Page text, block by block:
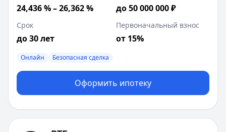
24,436 % – 26,362 % до 50 000 000 ₽
Срок
до 30 лет
Первоначальный взнос
от 15%
Онлайн Безопасная сделка
Оформить ипотеку